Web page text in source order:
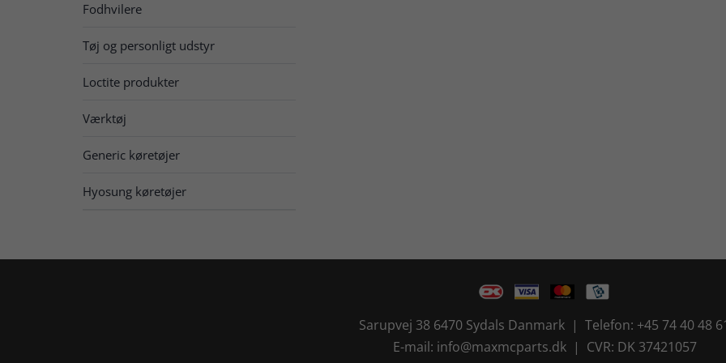
Fodhvilere
Tøj og personligt udstyr
Loctite produkter
Værktøj
Generic køretøjer
Hyosung køretøjer
Sarupvej 38 6470 Sydals Danmark | Telefon: +45 74 40 48
E-mail: info@maxmcparts.dk | CVR: DK 37421057